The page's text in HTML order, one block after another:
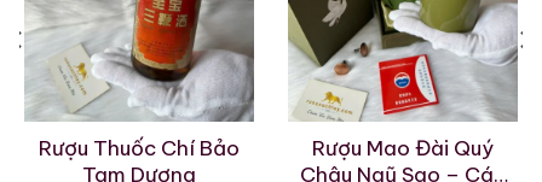
Rượu Thuốc Chí Bảo
Tam Dương
Rượu Mao Đài Quý
Châu Ngũ Sao – Cáp